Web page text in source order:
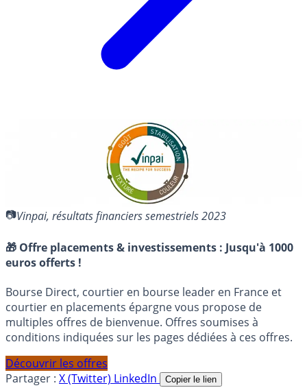
Vinpai, résultats financiers semestriels 2023
🎁 Offre placements & investissements : Jusqu'à 1000
euros offerts !
Bourse Direct, courtier en bourse leader en France et
courtier en placements épargne vous propose de
multiples offres de bienvenue. Offres soumises à
conditions indiquées sur les pages dédiées à ces offres.
Découvrir les offres
Partager : X (Twitter) LinkedIn Copier le lien